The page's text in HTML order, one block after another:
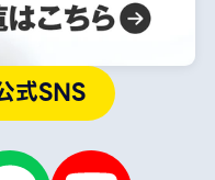
式SNS